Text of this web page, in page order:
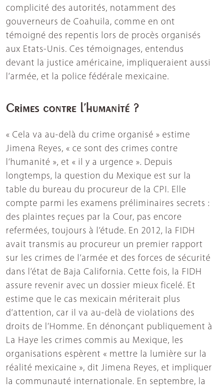
complicité des autorités, notamment des
gouverneurs de Coahuila, comme en ont
témoigné des repentis lors de procès organisés
aux Etats-Unis. Ces témoignages, entendus
devant la justice américaine, impliqueraient aussi
l’armée, et la police fédérale mexicaine.
Crimes contre l’humanité ?
« Cela va au-delà du crime organisé » estime
Jimena Reyes, « ce sont des crimes contre
l’humanité », et « il y a urgence ». Depuis
longtemps, la question du Mexique est sur la
table du bureau du procureur de la CPI. Elle
compte parmi les examens préliminaires secrets :
des plaintes reçues par la Cour, pas encore
refermées, toujours à l’étude. En 2012, la FIDH
avait transmis au procureur un premier rapport
sur les crimes de l’armée et des forces de sécurité
dans l’état de Baja California. Cette fois, la FIDH
assure revenir avec un dossier mieux ficelé. Et
estime que le cas mexicain mériterait plus
d’attention, car il va au-delà de violations des
droits de l’Homme. En dénonçant publiquement à
La Haye les crimes commis au Mexique, les
organisations espèrent « mettre la lumière sur la
réalité mexicaine », dit Jimena Reyes, et impliquer
la communauté internationale. En septembre, la